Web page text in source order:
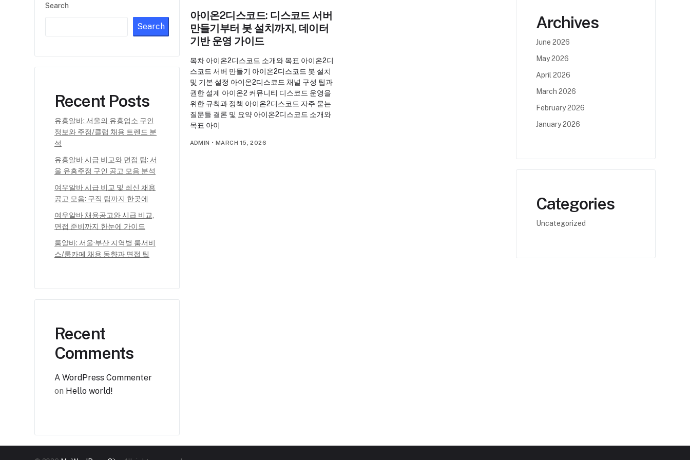
Search
Search
Recent Posts
유흥알바: 서울의 유흥업소 구인
정보와 주점/클럽 채용 트렌드 분
석
유흥알바 시급 비교와 면접 팁: 서
울 유흥주점 구인 공고 모음 분석
여우알바 시급 비교 및 최신 채용
공고 모음: 구직 팁까지 한곳에
여우알바 채용공고와 시급 비교,
면접 준비까지 한눈에 가이드
룸알바: 서울·부산 지역별 룸서비
스/룸카페 채용 동향과 면접 팁
Recent
Comments
A WordPress Commenter
on Hello world!
아이온2디스코드: 디스코드 서버
만들기부터 봇 설치까지, 데이터
기반 운영 가이드
목차 아이온2디스코드 소개와 목표 아이온2디
스코드 서버 만들기 아이온2디스코드 봇 설치
및 기본 설정 아이온2디스코드 채널 구성 팁과
권한 설계 아이온2 커뮤니티 디스코드 운영을
위한 규칙과 정책 아이온2디스코드 자주 묻는
질문들 결론 및 요약 아이온2디스코드 소개와
목표 아이
ADMIN • MARCH 15, 2026
Archives
June 2026
May 2026
April 2026
March 2026
February 2026
January 2026
Categories
Uncategorized